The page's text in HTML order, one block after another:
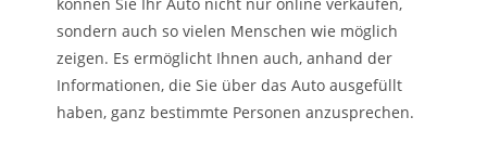
sondern auch so vielen Menschen wie möglich
zeigen. Es ermöglicht Ihnen auch, anhand der
Informationen, die Sie über das Auto ausgefüllt
haben, ganz bestimmte Personen anzusprechen.